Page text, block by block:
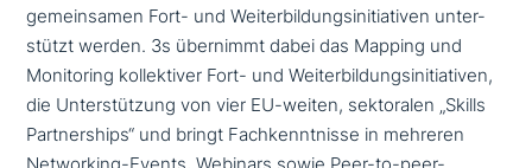
gemein­sa­men Fort- und Weiterbildungsinitiativen unter­
stützt werden. 3s übernimmt dabei das Mapping und
Monitoring kol­lek­ti­ver Fort- und Weiterbildungsinitiativen,
die Unterstützung von vier EU-weiten, sek­to­ra­len „Skills
Partnerships“ und bringt Fachkenntnisse in mehreren